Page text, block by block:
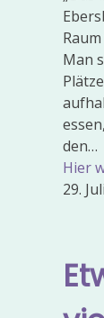
Man
den…
Hier
29.